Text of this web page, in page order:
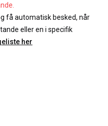
få automatisk besked, når
eller en i specifik
her